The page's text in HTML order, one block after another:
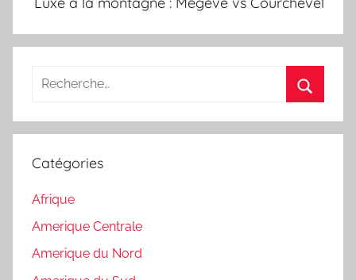
Recherche
:
Catégories
Afrique
Amerique Centrale
Amerique du Nord